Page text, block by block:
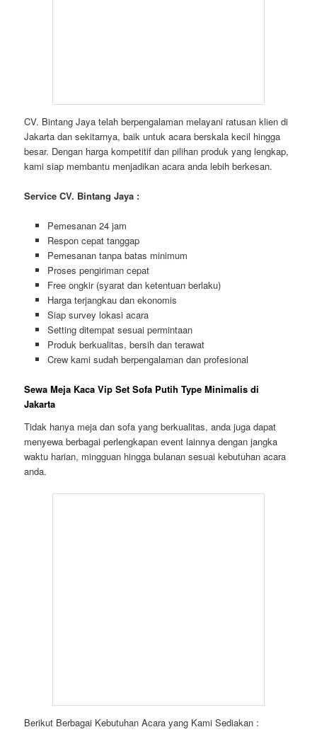
CV. Bintang Jaya telah berpengalaman melayani ratusan klien di
Jakarta dan sekitarnya, baik untuk acara berskala kecil hingga
besar. Dengan harga kompetitif dan pilihan produk yang lengkap,
kami siap membantu menjadikan acara anda lebih berkesan.
Service CV. Bintang Jaya :
Pemesanan 24 jam
Respon cepat tanggap
Pemesanan tanpa batas minimum
Proses pengiriman cepat
Free ongkir (syarat dan ketentuan berlaku)
Harga terjangkau dan ekonomis
Siap survey lokasi acara
Setting ditempat sesuai permintaan
Produk berkualitas, bersih dan terawat
Crew kami sudah berpengalaman dan profesional
Sewa Meja Kaca Vip Set Sofa Putih Type Minimalis di
Jakarta
Tidak hanya meja dan sofa yang berkualitas, anda juga dapat
menyewa berbagai perlengkapan event lainnya dengan jangka
waktu harian, mingguan hingga bulanan sesuai kebutuhan acara
anda.
Berikut Berbagai Kebutuhan Acara yang Kami Sediakan :